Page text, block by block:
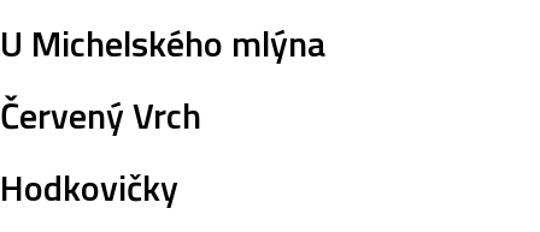
U Michelského mlýna
Červený Vrch
Hodkovičky